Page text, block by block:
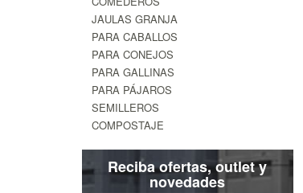
JAULAS GRANJA
PARA CABALLOS
PARA CONEJOS
PARA GALLINAS
PARA PÁJAROS
SEMILLEROS
COMPOSTAJE
Reciba ofertas, outlet y
novedades